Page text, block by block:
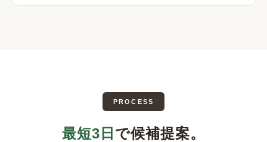
PROCESS
最短3日 で候補提案。